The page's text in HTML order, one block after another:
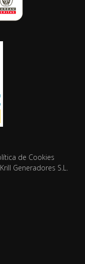
de Cookies
Generadores S.L.